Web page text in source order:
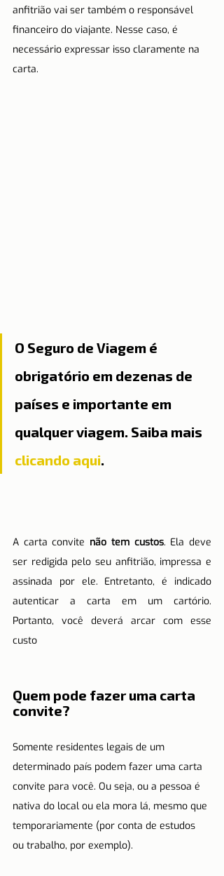
anfitrião vai ser também o responsável
financeiro do viajante. Nesse caso, é
necessário expressar isso claramente na
carta.
O Seguro de Viagem é
obrigatório em dezenas de
países e importante em
qualquer viagem. Saiba mais
clicando aqui.
A carta convite não tem custos. Ela deve
ser redigida pelo seu anfitrião, impressa e
assinada por ele. Entretanto, é indicado
autenticar a carta em um cartório.
Portanto, você deverá arcar com esse
custo
Quem pode fazer uma carta
convite?
Somente residentes legais de um
determinado país podem fazer uma carta
convite para você. Ou seja, ou a pessoa é
nativa do local ou ela mora lá, mesmo que
temporariamente (por conta de estudos
ou trabalho, por exemplo).